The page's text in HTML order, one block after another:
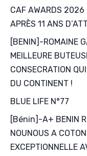
CAF AWARDS 2026
APRÈS 11 ANS
[BENIN]-ROMAINE
MEILLEURE
CONSECRATION
DU CONTINENT !
BLUE LIFE N°77
[Bénin]-A+ BENIN
NOUNOUS A
EXCEPTIONNELLE